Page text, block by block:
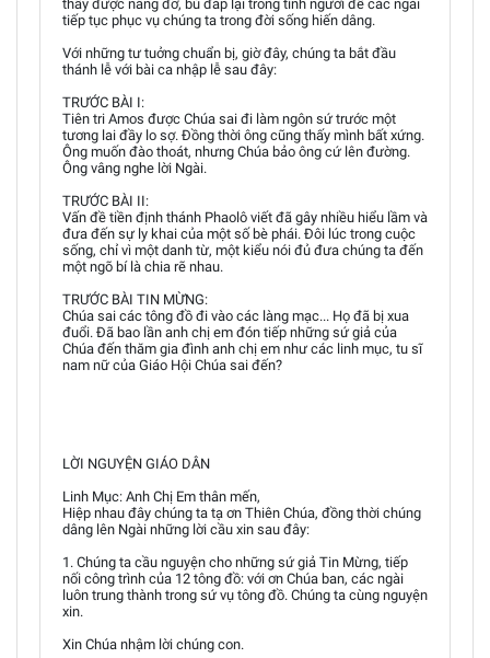
thấy được nâng đỡ, bù đắp lại trong tình người để các ngài
tiếp tục phục vụ chúng ta trong đời sống hiến dâng.
Với những tư tuởng chuẩn bị, giờ đây, chúng ta bắt đầu
thánh lễ với bài ca nhập lễ sau đây:
TRƯỚC BÀI I:
Tiên tri Amos được Chúa sai đi làm ngôn sứ trước một
tương lai đầy lo sợ. Đồng thời ông cũng thấy mình bất xứng.
Ông muốn đào thoát, nhưng Chúa bảo ông cứ lên đường.
Ông vâng nghe lời Ngài.
TRƯỚC BÀI II:
Vấn đề tiền định thánh Phaolô viết đã gây nhiều hiểu lầm và
đưa đến sự ly khai của một số bè phái. Đôi lúc trong cuộc
sống, chỉ vì một danh từ, một kiểu nói đủ đưa chúng ta đến
một ngõ bí là chia rẽ nhau.
TRƯỚC BÀI TIN MỪNG:
Chúa sai các tông đồ đi vào các làng mạc... Họ đã bị xua
đuổi. Đã bao lần anh chị em đón tiếp những sứ giả của
Chúa đến thăm gia đình anh chị em như các linh mục, tu sĩ
nam nữ của Giáo Hội Chúa sai đến?
LỜI NGUYỆN GIÁO DÂN
Linh Mục: Anh Chị Em thân mến,
Hiệp nhau đây chúng ta tạ ơn Thiên Chúa, đồng thời chúng
dâng lên Ngài những lời cầu xin sau đây:
1. Chúng ta cầu nguyện cho những sứ giả Tin Mừng, tiếp
nối công trình của 12 tông đồ: với ơn Chúa ban, các ngài
luôn trung thành trong sứ vụ tông đồ. Chúng ta cùng nguyện
xin.
Xin Chúa nhậm lời chúng con.